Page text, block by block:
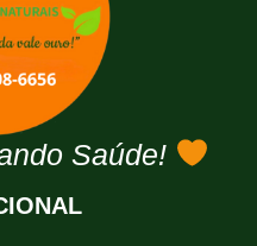
Saúde!